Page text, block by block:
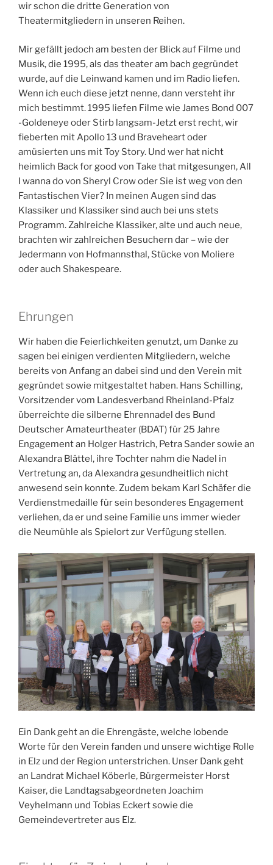
wir schon die dritte Generation von
Theatermitgliedern in unseren Reihen.
Mir gefällt jedoch am besten der Blick auf Filme und
Musik, die 1995, als das theater am bach gegründet
wurde, auf die Leinwand kamen und im Radio liefen.
Wenn ich euch diese jetzt nenne, dann versteht ihr
mich bestimmt. 1995 liefen Filme wie James Bond 007
-Goldeneye oder Stirb langsam-Jetzt erst recht, wir
fieberten mit Apollo 13 und Braveheart oder
amüsierten uns mit Toy Story. Und wer hat nicht
heimlich Back for good von Take that mitgesungen, All
I wanna do von Sheryl Crow oder Sie ist weg von den
Fantastischen Vier? In meinen Augen sind das
Klassiker und Klassiker sind auch bei uns stets
Programm. Zahlreiche Klassiker, alte und auch neue,
brachten wir zahlreichen Besuchern dar – wie der
Jedermann von Hofmannsthal, Stücke von Moliere
oder auch Shakespeare.
Ehrungen
Wir haben die Feierlichkeiten genutzt, um Danke zu
sagen bei einigen verdienten Mitgliedern, welche
bereits von Anfang an dabei sind und den Verein mit
gegründet sowie mitgestaltet haben. Hans Schilling,
Vorsitzender vom Landesverband Rheinland-Pfalz
überreichte die silberne Ehrennadel des Bund
Deutscher Amateurtheater (BDAT) für 25 Jahre
Engagement an Holger Hastrich, Petra Sander sowie an
Alexandra Blättel, ihre Tochter nahm die Nadel in
Vertretung an, da Alexandra gesundheitlich nicht
anwesend sein konnte. Zudem bekam Karl Schäfer die
Verdienstmedaille für sein besonderes Engagement
verliehen, da er und seine Familie uns immer wieder
die Neumühle als Spielort zur Verfügung stellen.
Ein Dank geht an die Ehrengäste, welche lobende
Worte für den Verein fanden und unsere wichtige Rolle
in Elz und der Region unterstrichen. Unser Dank geht
an Landrat Michael Köberle, Bürgermeister Horst
Kaiser, die Landtagsabgeordneten Joachim
Veyhelmann und Tobias Eckert sowie die
Gemeindevertreter aus Elz.